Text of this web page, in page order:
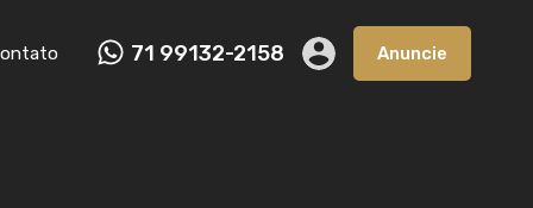
Em Construção Contato Anuncie
71 99132-2158 Anuncie